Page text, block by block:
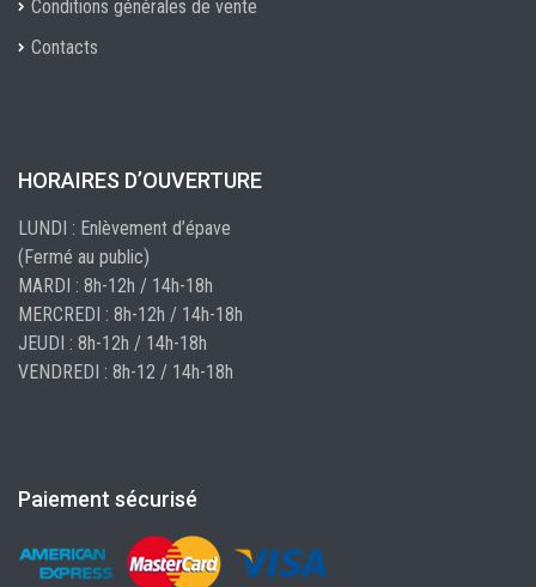
Conditions générales de vente
Contacts
HORAIRES D’OUVERTURE
LUNDI : Enlèvement d’épave
(Fermé au public)
MARDI : 8h-12h / 14h-18h
MERCREDI : 8h-12h / 14h-18h
JEUDI : 8h-12h / 14h-18h
VENDREDI : 8h-12 / 14h-18h
Paiement sécurisé